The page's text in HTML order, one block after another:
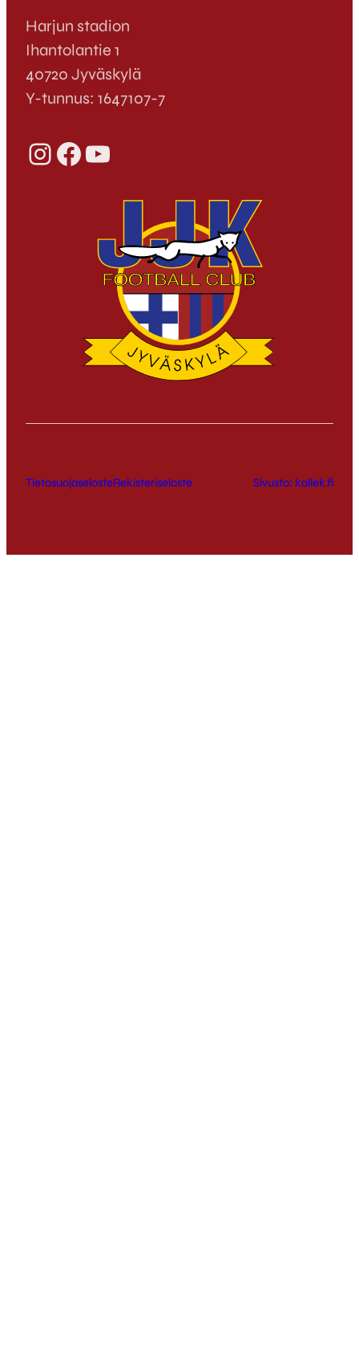
Harjun stadion
Ihantolantie 1
40720 Jyväskylä
Y-tunnus: 1647107-7
InstagramFacebook YouTube
TietosuojaselosteRekisteriseloste Sivusto: kallek.fi